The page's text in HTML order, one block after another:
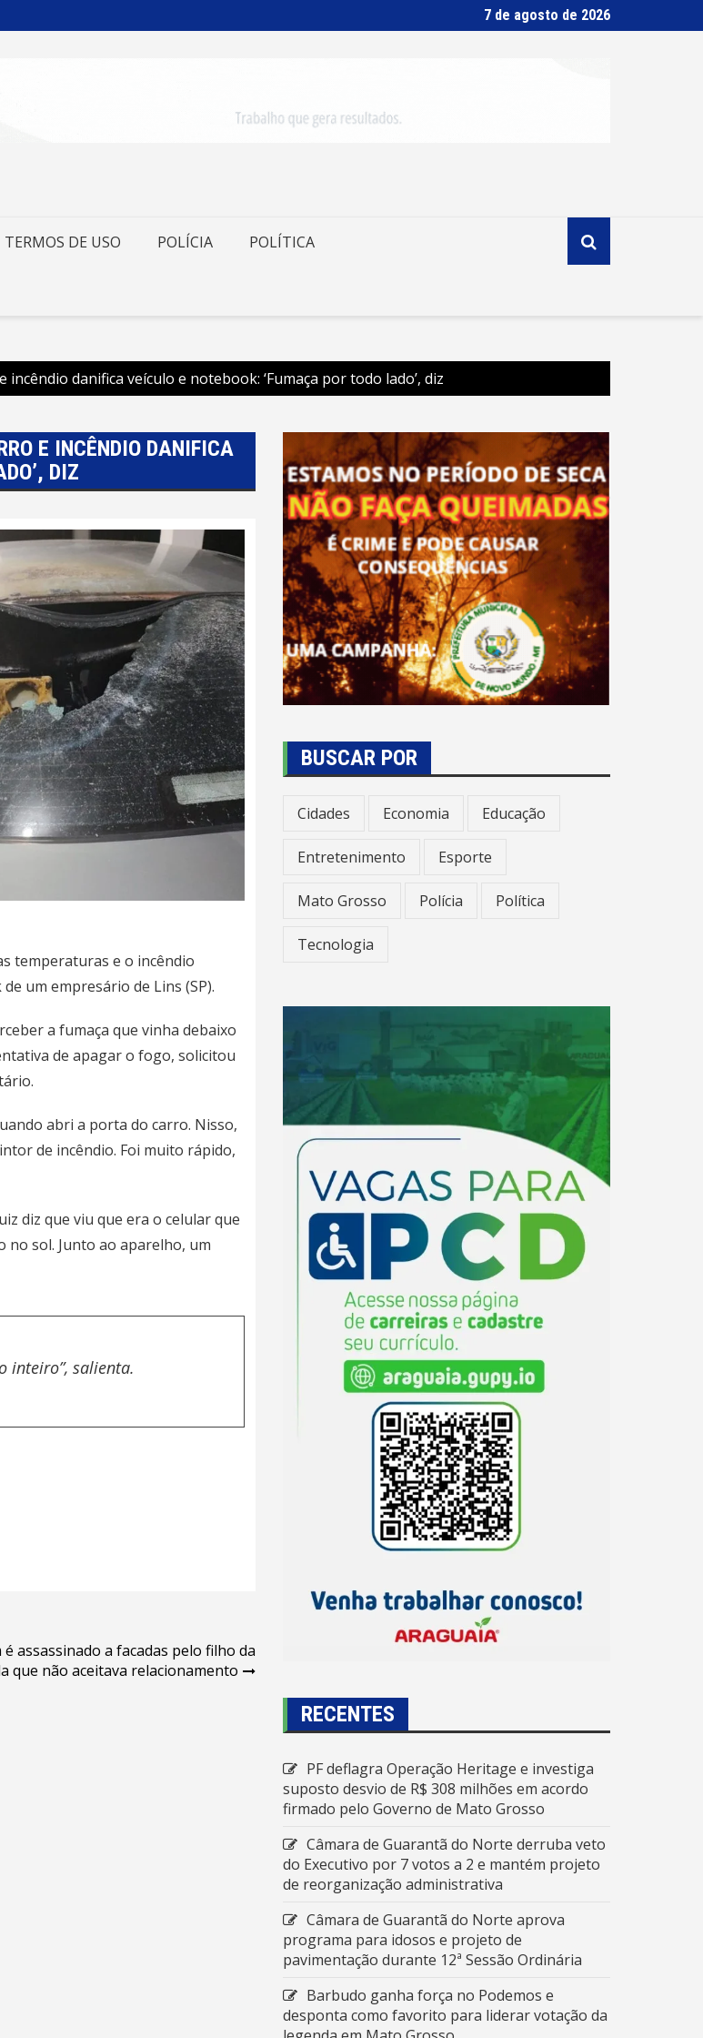
7 de agosto de 2026
TERMOS DE USO POLÍCIA POLÍTICA
danifica veículo e notebook: ‘Fumaça por todo lado’, diz
E INCÊNDIO DANIFICA
DIZ
temperaturas e o incêndio
um empresário de Lins (SP).
a fumaça que vinha debaixo
de apagar o fogo, solicitou
abri a porta do carro. Nisso,
de incêndio. Foi muito rápido,
diz que viu que era o celular que
no sol. Junto ao aparelho, um
inteiro”, salienta.
é assassinado a facadas pelo filho da
que não aceitava relacionamento
BUSCAR POR
Cidades Economia Educação
Entretenimento Esporte
Mato Grosso Polícia Política
Tecnologia
RECENTES
PF deflagra Operação Heritage e investiga
suposto desvio de R$ 308 milhões em acordo
firmado pelo Governo de Mato Grosso
Câmara de Guarantã do Norte derruba veto
do Executivo por 7 votos a 2 e mantém projeto
de reorganização administrativa
Câmara de Guarantã do Norte aprova
programa para idosos e projeto de
pavimentação durante 12ª Sessão Ordinária
Barbudo ganha força no Podemos e
desponta como favorito para liderar votação da